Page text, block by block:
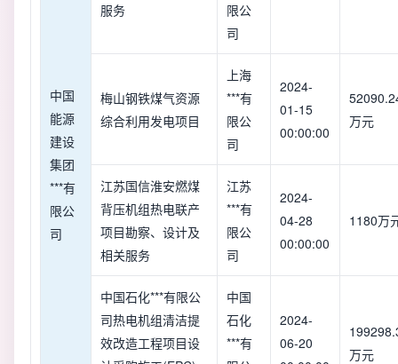
中国
能源
建设
集团
***有
限公
司
服务
限公
司
梅山钢铁煤气资源
综合利用发电项目
上海
***有
限公
司
2024-
01-15
00:00:00
万元
江苏国信淮安燃煤
背压机组热电联产
项目勘察、设计及
相关服务
江苏
***有
限公
司
2024-
04-28
00:00:00
1180万
中国石化***有限公
司热电机组清洁提
效改造工程项目设
中国
石化
***有
2024-
06-20
万元